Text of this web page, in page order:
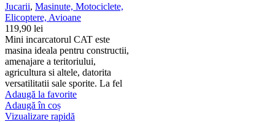
Jucarii, Masinute, Motociclete,
Elicoptere, Avioane
119,90 lei
Mini incarcatorul CAT este
masina ideala pentru constructii,
amenajare a teritoriului,
agricultura si altele, datorita
versatilitatii sale sporite. La fel
Adaugă la favorite
Adaugă în coș
Vizualizare rapidă